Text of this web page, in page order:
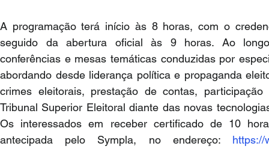
A programação terá início às 8 horas, com o
seguido da abertura oficial às 9 horas. Ao
conferências e mesas temáticas conduzidas por
abordando desde liderança política e propaganda
crimes eleitorais, prestação de contas,
Tribunal Superior Eleitoral diante das novas
Os interessados em receber certificado de 10
antecipada pelo Sympla, no endereço: https://